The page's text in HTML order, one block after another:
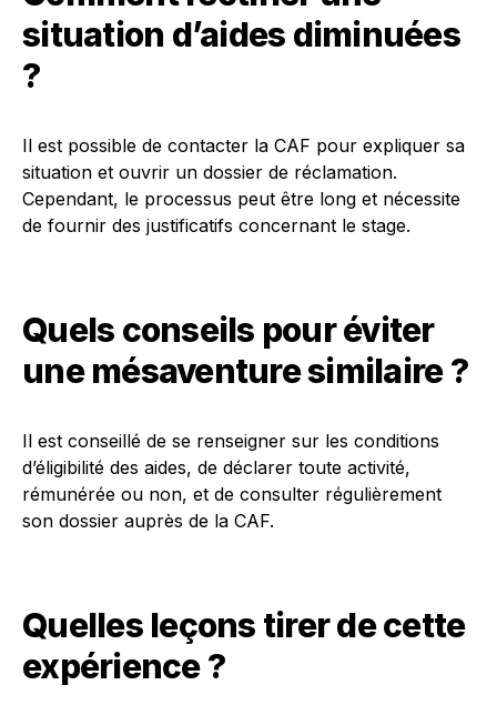
situation d’aides diminuées
?
Il est possible de contacter la CAF pour expliquer sa
situation et ouvrir un dossier de réclamation.
Cependant, le processus peut être long et nécessite
de fournir des justificatifs concernant le stage.
Quels conseils pour éviter
une mésaventure similaire ?
Il est conseillé de se renseigner sur les conditions
d’éligibilité des aides, de déclarer toute activité,
rémunérée ou non, et de consulter régulièrement
son dossier auprès de la CAF.
Quelles leçons tirer de cette
expérience ?